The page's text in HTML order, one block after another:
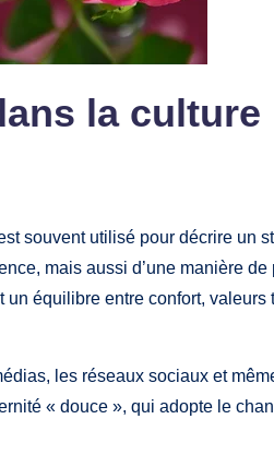
la culture
souvent utilisé pour décrire un
mais aussi d’une manière
un équilibre entre confort,
les réseaux sociaux et
« douce », qui adopte le